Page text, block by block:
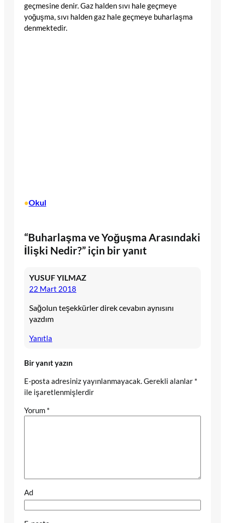
geçmesine denir. Gaz halden sıvı hale geçmeye
yoğuşma, sıvı halden gaz hale geçmeye buharlaşma
denmektedir.
•Okul
“Buharlaşma ve Yoğuşma Arasındaki
İlişki Nedir?” için bir yanıt
YUSUF YILMAZ
22 Mart 2018
Sağolun teşekkürler direk cevabın aynısını
yazdım
Yanıtla
Bir yanıt yazın
E-posta adresiniz yayınlanmayacak. Gerekli alanlar *
ile işaretlenmişlerdir
Yorum *
Ad